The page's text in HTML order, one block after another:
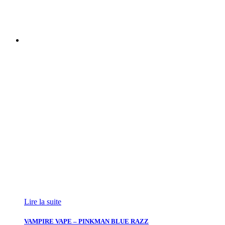
Lire la suite
VAMPIRE VAPE – PINKMAN BLUE RAZZ